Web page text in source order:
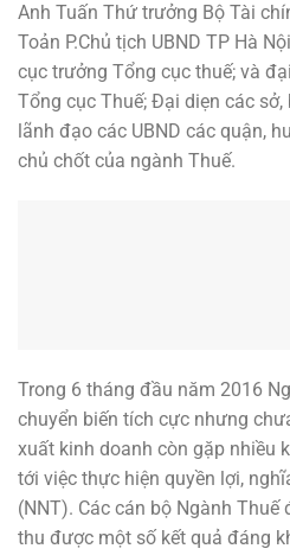
Anh Tuấn Thứ trưởng Bộ Tài
Toản P.Chủ tịch UBND TP Hà
cục trưởng Tổng cục thuế; và
Tổng cục Thuế; Đại diẹn các
lãnh đạo các UBND các quận,
chủ chốt của ngành Thuế.
Trong 6 tháng đầu năm 2016
chuyển biến tích cực nhưng
xuất kinh doanh còn gặp nhiều
tới việc thực hiện quyền lợi,
(NNT). Các cán bộ Ngành
thu được một số kết quả đáng